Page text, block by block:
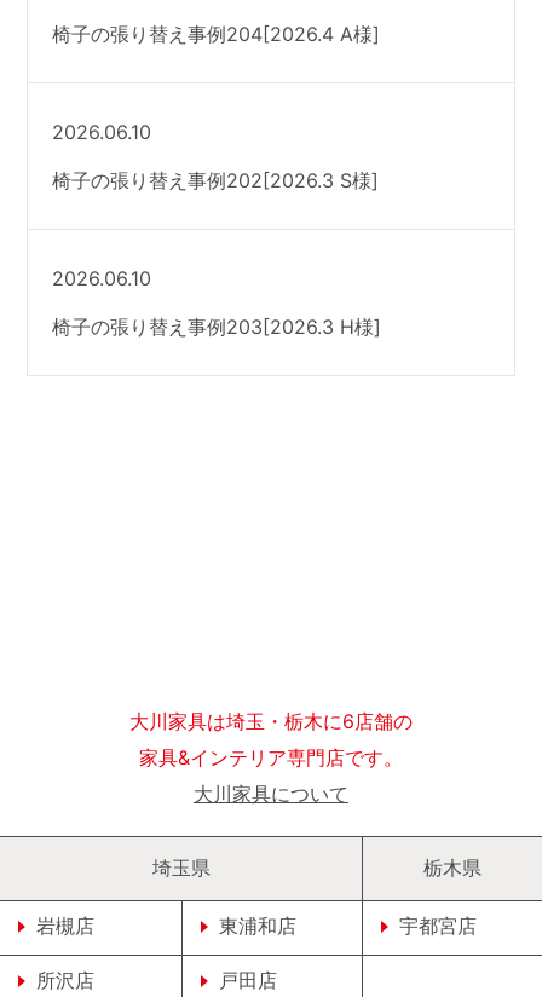
椅子の張り替え事例204[2026.4 A様]
2026.06.10
椅子の張り替え事例202[2026.3 S様]
2026.06.10
椅子の張り替え事例203[2026.3 H様]
大川家具は埼玉・栃木に6店舗の
家具&インテリア専門店です。
大川家具について
埼玉県
岩槻店 東浦和店
所沢店 戸田店
栃木県
宇都宮店